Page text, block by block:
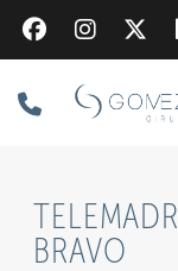
Skip
to
main
content
Phone
BRAVO